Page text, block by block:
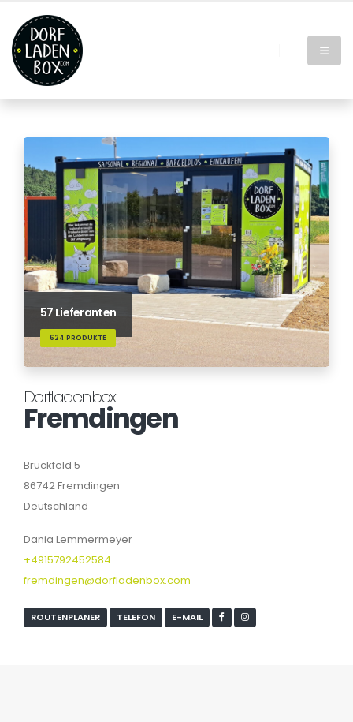
57 Lieferanten
624 PRODUKTE
Dorfladenbox
Fremdingen
Bruckfeld 5
86742 Fremdingen
Deutschland
Dania Lemmermeyer
+4915792452584
fremdingen@dorfladenbox.com
ROUTENPLANER TELEFON E-MAIL